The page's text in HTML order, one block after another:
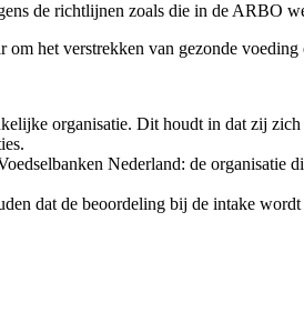
de richtlijnen zoals die in de ARBO
om het verstrekken van gezonde
organisatie. Dit houdt in dat zij
Nederland: de
dat de beoordeling bij de intake